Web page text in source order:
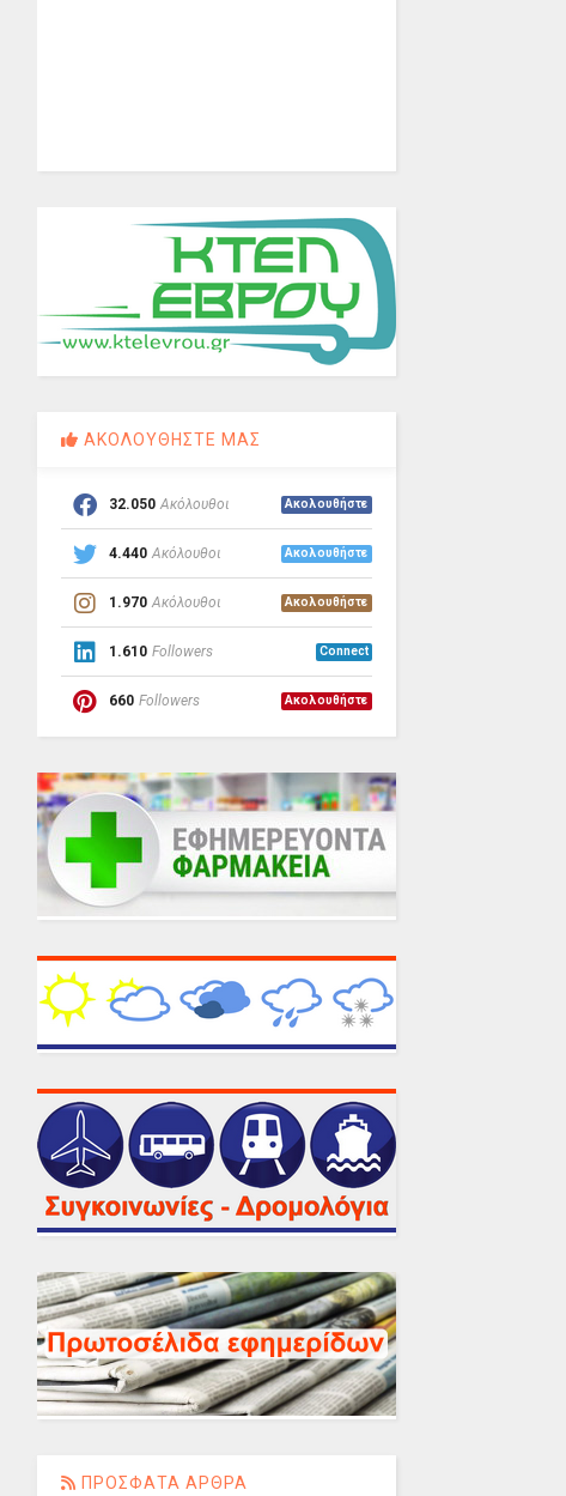
ΑΚΟΛΟΥΘΗΣΤΕ ΜΑΣ
32.050 Ακόλουθοι Ακολουθήστε
4.440 Ακόλουθοι Ακολουθήστε
1.970 Ακόλουθοι Ακολουθήστε
1.610 Followers Connect
660 Followers Ακολουθήστε
ΠΡΟΣΦΑΤΑ ΑΡΘΡΑ